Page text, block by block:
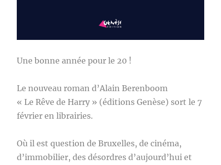
Une bonne année pour le 20 !
Le nouveau roman d’Alain Berenboom
« Le Rêve de Harry » (éditions Genèse) sort le 7
février en librairies.
Où il est question de Bruxelles, de cinéma,
d’immobilier, des désordres d’aujourd’hui et